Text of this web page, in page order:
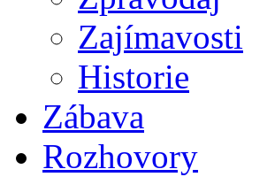
Zajímavosti
Historie
Zábava
Rozhovory